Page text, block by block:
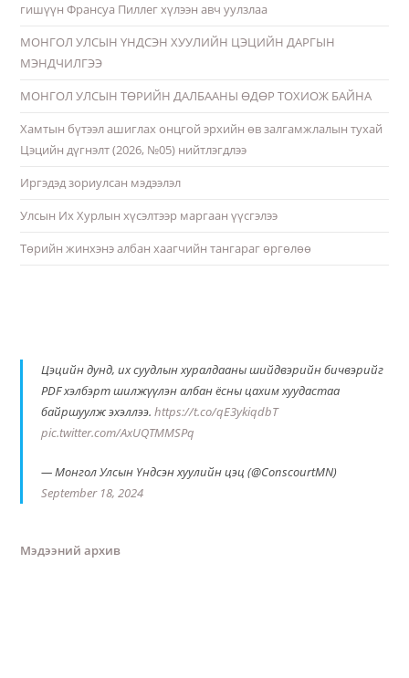
гишүүн Франсуа Пиллег хүлээн авч уулзлаа
МОНГОЛ УЛСЫН ҮНДСЭН ХУУЛИЙН ЦЭЦИЙН ДАРГЫН
МЭНДЧИЛГЭЭ
МОНГОЛ УЛСЫН ТӨРИЙН ДАЛБААНЫ ӨДӨР ТОХИОЖ БАЙНА
Хамтын бүтээл ашиглах онцгой эрхийн өв залгамжлалын тухай
Цэцийн дүгнэлт (2026, №05) нийтлэгдлээ
Иргэдэд зориулсан мэдээлэл
Улсын Их Хурлын хүсэлтээр маргаан үүсгэлээ
Төрийн жинхэнэ албан хаагчийн тангараг өргөлөө
Цэцийн дунд, их суудлын хуралдааны шийдвэрийн бичвэрийг
PDF хэлбэрт шилжүүлэн албан ёсны цахим хуудастаа
байршуулж эхэллээ.https://t.co/qE3ykiqdbT
pic.twitter.com/AxUQTMMSPq
— Монгол Улсын Үндсэн хуулийн цэц (@ConscourtMN)
September 18, 2024
Мэдээний архив